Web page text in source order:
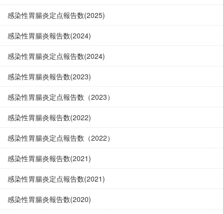
感染性胃腸炎定点報告数(2025)
感染性胃腸炎報告数(2024)
感染性胃腸炎定点報告数(2024)
感染性胃腸炎報告数(2023)
感染性胃腸炎定点報告数（2023）
感染性胃腸炎報告数(2022)
感染性胃腸炎定点報告数（2022）
感染性胃腸炎報告数(2021)
感染性胃腸炎定点報告数(2021)
感染性胃腸炎報告数(2020)